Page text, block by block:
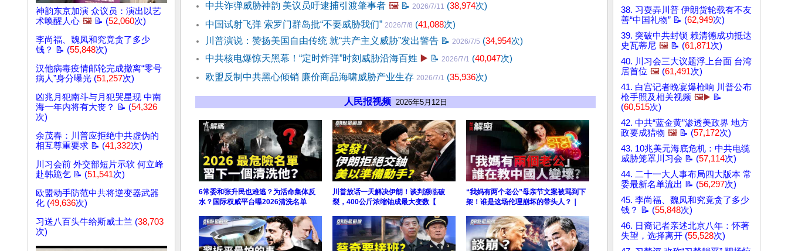
神韵东京加演 众议员：演出以艺
术唤醒人心 🖼️ 📝 (52,060次)
李尚福、魏凤和究竟贪了多少
钱？ 📝 (55,848次)
汉他病毒疫情邮轮完成撤离“零号
病人”身分曝光 (51,257次)
凶兆月犯南斗与月犯哭星现 中南
海一年内将有大丧？ 📝 (54,326
次)
余茂春：川普应拒绝中共虚伪的
相互尊重要求 📝 (41,332次)
川习会前 外交部短片示软 何立峰
赴韩跪乞 📝 (51,541次)
欧盟动手防范中共将逆变器武器
化 (49,636次)
习送八百头牛给斯威士兰 (38,703
次)
中共诈弹威胁神韵 美议员吁逮捕引渡肇事者 🖼️ 📝 2026/7/11 (38,974次)
中国试射飞弹 索罗门群岛批“不要威胁我们” 2026/7/8 (41,088次)
川普演说：赞扬美国自由传统 就“共产主义威胁”发出警告 📝 2026/7/5 (34,954次)
中共核电爆惊天黑幕！“定时炸弹”时刻威胁沿海百姓 ▶️ 📝 2026/7/1 (40,047次)
欧盟反制中共黑心倾销 廉价商品海啸威胁产业生存 2026/7/1 (35,936次)
人民报视频 2026年5月12日
6常委和张升民也难逃？为活命集体反
水？国际权威平台曝2026清洗名单
川普放话一天解决伊朗！谈判濒临破
裂，400公斤浓缩铀成最大变数【
“我妈有两个老公”母亲节文案被骂到下
架！谁是这场伦理崩坏的带头人？｜
38. 习耍弄川普 伊朗货轮载有不友
善“中国礼物” 📝 (62,949次)
39. 突破中共封锁 赖清德成功抵达
史瓦蒂尼 🖼️ 📝 (61,871次)
40. 川习会三大议题浮上台面 台湾
居首位 🖼️ (61,491次)
41. 白宫记者晚宴爆枪响 川普公布
枪手照及相关视频 🖼️▶️ 📝
(60,515次)
42. 中共“蓝金黄”渗透美政界 地方
政要成猎物 🖼️ 📝 (57,172次)
43. 10兆美元海底危机：中共电缆
威胁笼罩川习会 📝 (57,114次)
44. 二十一大人事布局四大版本 常
委最新名单流出 📝 (56,297次)
45. 李尚福、魏凤和究竟贪了多少
钱？ 📝 (55,848次)
46. 日裔记者亲述北京八年：怀著
失望，选择离开 (55,528次)